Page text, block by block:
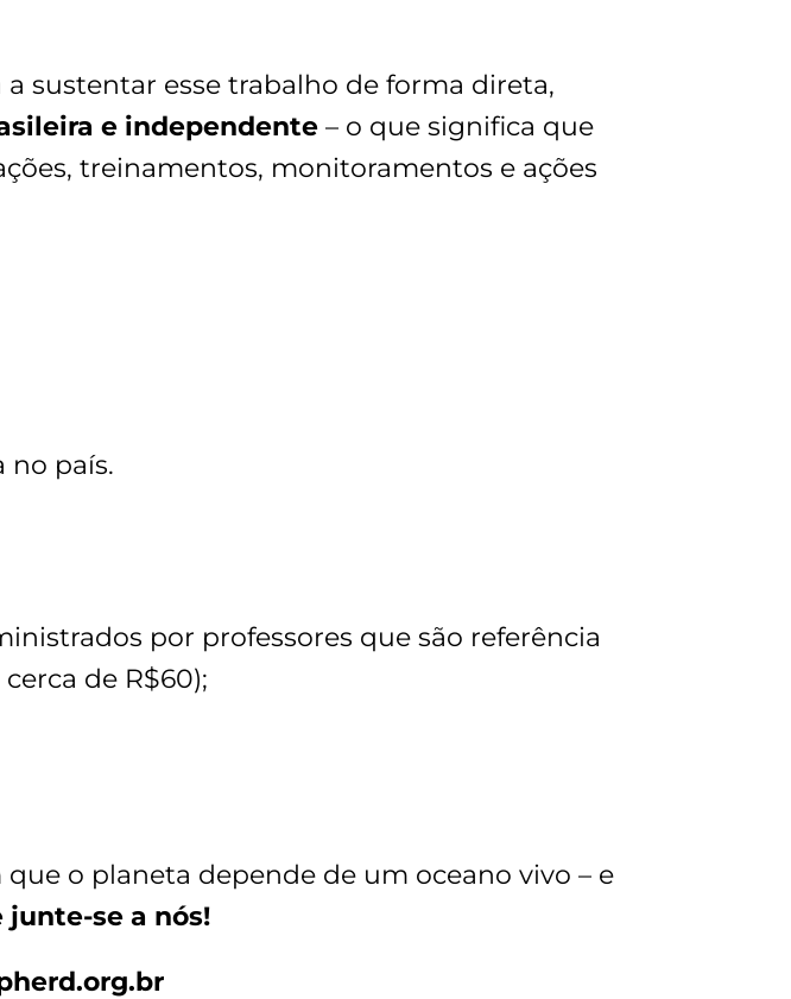
a sustentar esse trabalho de forma direta,
e independente – o que significa que
treinamentos, monitoramentos e ações
no país.
por professores que são referência
de R$60);
o planeta depende de um oceano vivo – e
se a nós!